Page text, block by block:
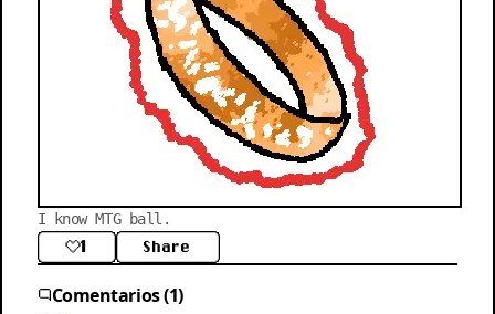
I know MTG ball.
1 Share
Comentarios (1)